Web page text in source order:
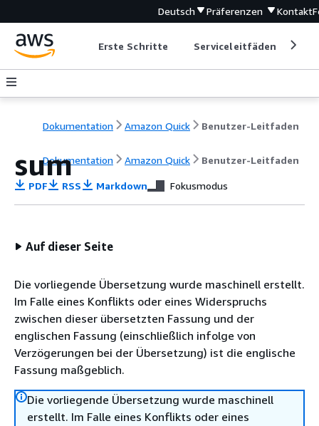
Deutsch Präferenzen Kontakt
Erste Schritte Serviceleitfäden
Dokumentation Amazon Quick Benutzer-Leitfaden
Dokumentation Amazon Quick Benutzer-Leitfaden
sum
PDF RSS Markdown Fokusmodus
Auf dieser Seite
Die vorliegende Übersetzung wurde maschinell erstellt.
Im Falle eines Konflikts oder eines Widerspruchs
zwischen dieser übersetzten Fassung und der
englischen Fassung (einschließlich infolge von
Verzögerungen bei der Übersetzung) ist die englische
Fassung maßgeblich.
Die vorliegende Übersetzung wurde maschinell
erstellt. Im Falle eines Konflikts oder eines